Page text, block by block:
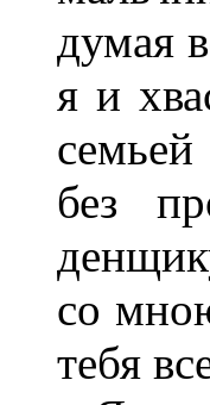
думая
я и
без
со
тебя